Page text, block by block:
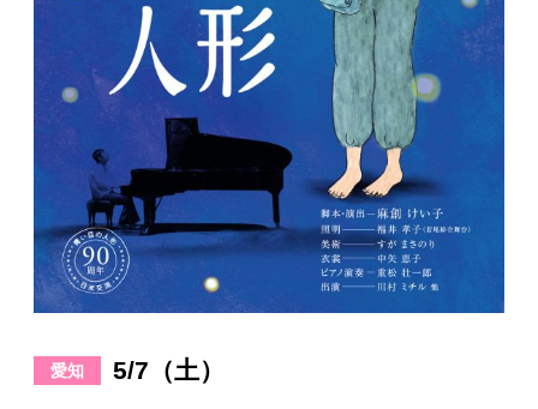
日々のレポート
プロフィール
演奏依頼
愛知 5/7（土）